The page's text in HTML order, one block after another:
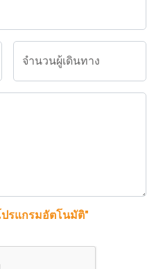
จำนวนผู้เดินทาง
รแกรมอัตโนมัติ"